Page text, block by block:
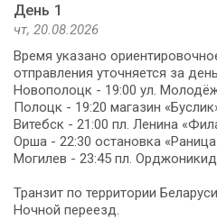
День 1
чт, 20.08.2026
Время указано
отправления уточняется за
Новополоцк - 19:00 ул.
Полоцк - 19:20 магазин
Витебск - 21:00 пл. Ленина
Орша - 22:30 остановка
Могилев - 23:45 пл.
Транзит по территории Беларуси.
Ночной переезд.